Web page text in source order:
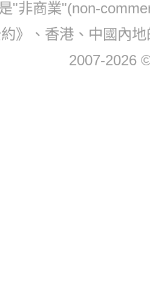
"非商業"(non-
》、香港、中國內
2007-2026